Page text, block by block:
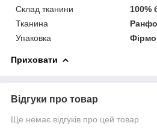
Склад тканини
100%
Тканина
Упаковка
Приховати
Відгуки про товар
Ще немає відгуків про цей товар